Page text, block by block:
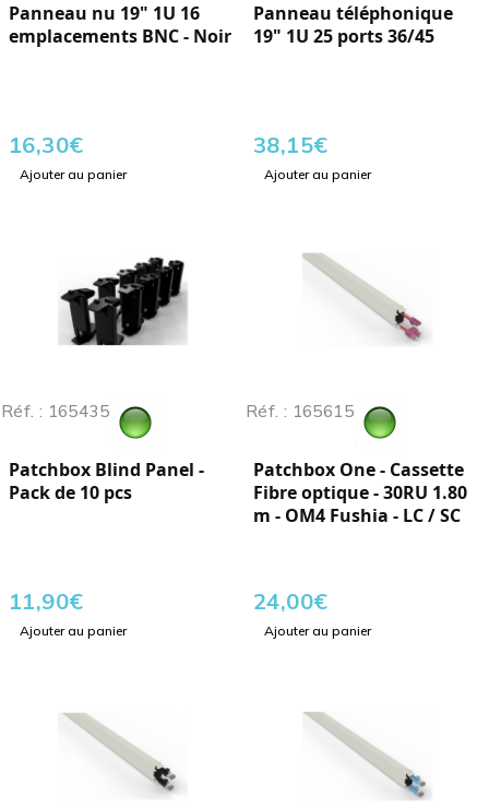
Panneau nu 19" 1U 16
emplacements BNC - Noir
16,30€
Ajouter au panier
Panneau téléphonique
19" 1U 25 ports 36/45
38,15€
Ajouter au panier
Réf. : 165435
Patchbox Blind Panel -
Pack de 10 pcs
11,90€
Ajouter au panier
Réf. : 165615
Patchbox One - Cassette
Fibre optique - 30RU 1.80
m - OM4 Fushia - LC / SC
24,00€
Ajouter au panier